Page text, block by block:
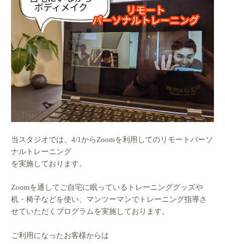
当スタジオでは、4/1からZoomを利用してのリモートパーソ
ナルトレーニング
を実施しております。
Zoomを通してご自宅に眠っているトレーニンググッズや
机・椅子などを使い、マンツーマンでトレーニング指導さ
せていただくプログラムを実施しております。
ご利用になったお客様からは